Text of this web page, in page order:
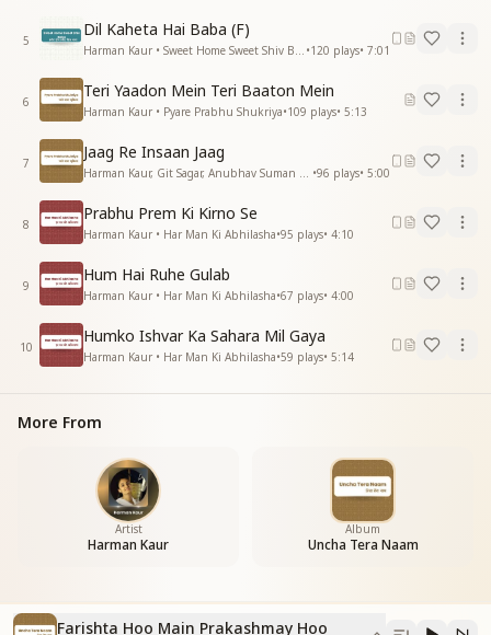
(रूह बनकर मुझको याद करो
हर आत्मा का भाग्य जगाओ)
रूह बनकर मुझको याद करो
हर आत्मा का भाग्य जगाओ
*स्वीट प्रेजेंस
फ्लोटिंग लाइक ए कैरेफ्री टायर्ड
फ्लोटिंग लाइक ए कैरेफ्री टायर्ड
रूह बनकर मुझको याद करो
हर आत्मा का भाग्य जगाओ
आय एम एन एंजल आय एम ए लाइट
आय एम एन एंजल आय एम ए लाइट
(यही संदेश सुनाओ
प्रभु पैगामको जन जन में दिल से पहुंचाओ)
यही संदेश सुनाओ
फरिश्ता हु मैं प्रकाशमय हु मैं
देहभान से न्यारा हु मैं
आसमान में हल्का हो उड़ता हु मैं
फरिश्ता हु मैं प्रकाशमय हु मैं
आय एम एन एंजल आय एम ए लाइट
आय एम एन एंजल आय एम ए लाइट
5
Dil Kaheta Hai Baba (F)
•120 plays• 7:01
6
Teri Yaadon Mein Teri Baaton Mein
Harman Kaur • Pyare Prabhu Shukriya•109 plays• 5:13
7
Jaag Re Insaan Jaag
•96 plays• 5:00
8
Prabhu Prem Ki Kirno Se
Harman Kaur • Har Man Ki Abhilasha•95 plays• 4:10
9
Hum Hai Ruhe Gulab
Harman Kaur • Har Man Ki Abhilasha•67 plays• 4:00
10
Humko Ishvar Ka Sahara Mil Gaya
Harman Kaur • Har Man Ki Abhilasha•59 plays• 5:14
More From
Artist
Harman Kaur
Album
Uncha Tera Naam
Farishta Hoo Main Prakashmay Hoo